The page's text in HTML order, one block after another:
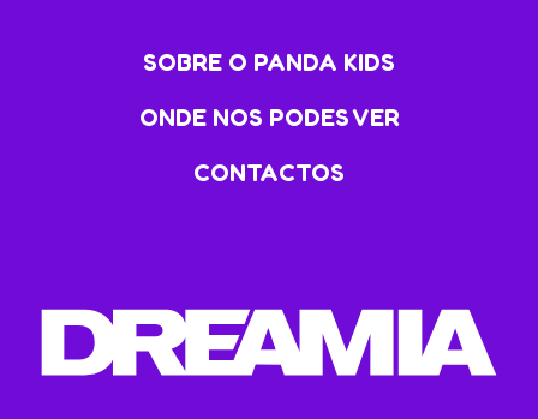
SOBRE O PANDA KIDS
ONDE NOS PODES VER
CONTACTOS